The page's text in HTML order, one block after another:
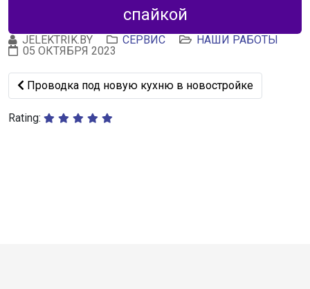
спайкой
JELEKTRIK.BY СЕРВИС
НАШИ РАБОТЫ
05 ОКТЯБРЯ 2023
Предыдущий: Проводка под новую кухню в
Проводка под новую кухню в новостройке
Rating: